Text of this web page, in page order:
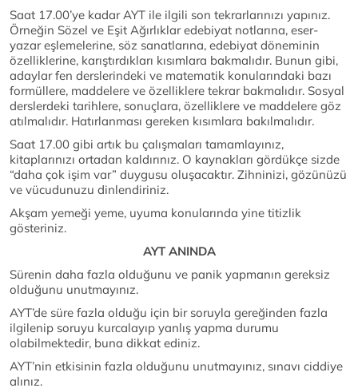
Saat 17.00’ye kadar AYT ile ilgili son tekrarlarınızı yapınız.
Örneğin Sözel ve Eşit Ağırlıklar edebiyat notlarına, eser-
yazar eşlemelerine, söz sanatlarına, edebiyat döneminin
özelliklerine, karıştırdıkları kısımlara bakmalıdır. Bunun gibi,
adaylar fen derslerindeki ve matematik konularındaki bazı
formüllere, maddelere ve özelliklere tekrar bakmalıdır. Sosyal
derslerdeki tarihlere, sonuçlara, özelliklere ve maddelere göz
atılmalıdır. Hatırlanması gereken kısımlara bakılmalıdır.
Saat 17.00 gibi artık bu çalışmaları tamamlayınız,
kitaplarınızı ortadan kaldırınız. O kaynakları gördükçe sizde
“daha çok işim var” duygusu oluşacaktır. Zihninizi, gözünüzü
ve vücudunuzu dinlendiriniz.
Akşam yemeği yeme, uyuma konularında yine titizlik
gösteriniz.
AYT ANINDA
Sürenin daha fazla olduğunu ve panik yapmanın gereksiz
olduğunu unutmayınız.
AYT’de süre fazla olduğu için bir soruyla gereğinden fazla
ilgilenip soruyu kurcalayıp yanlış yapma durumu
olabilmektedir, buna dikkat ediniz.
AYT’nin etkisinin fazla olduğunu unutmayınız, sınavı ciddiye
alınız.